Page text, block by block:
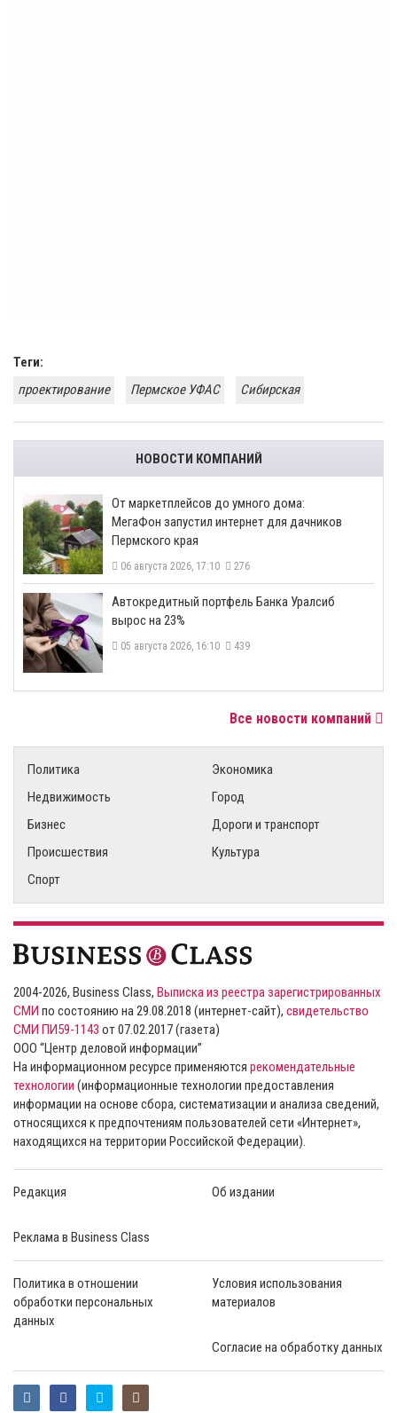
Теги:
проектирование
Пермское УФАС Сибирская
НОВОСТИ КОМПАНИЙ
От маркетплейсов до умного дома:
МегаФон запустил интернет для дачников
Пермского края
06 августа 2026, 17:10 276
​Автокредитный портфель Банка Уралсиб
вырос на 23%
05 августа 2026, 16:10 439
Все новости компаний
Политика
Экономика
Недвижимость
Город
Бизнес
Дороги и транспорт
Происшествия
Культура
Спорт
2004-2026, Business Class, Выписка из реестра зарегистрированных
СМИ по состоянию на 29.08.2018 (интернет-сайт), свидетельство
СМИ ПИ59-1143 от 07.02.2017 (газета)
ООО “Центр деловой информации”
На информационном ресурсе применяются рекомендательные
технологии (информационные технологии предоставления
информации на основе сбора, систематизации и анализа сведений,
относящихся к предпочтениям пользователей сети «Интернет»,
находящихся на территории Российской Федерации).
Редакция Об издании
Реклама в Business Class
Политика в отношении
обработки персональных
данных
Условия использования
материалов
Согласие на обработку данных